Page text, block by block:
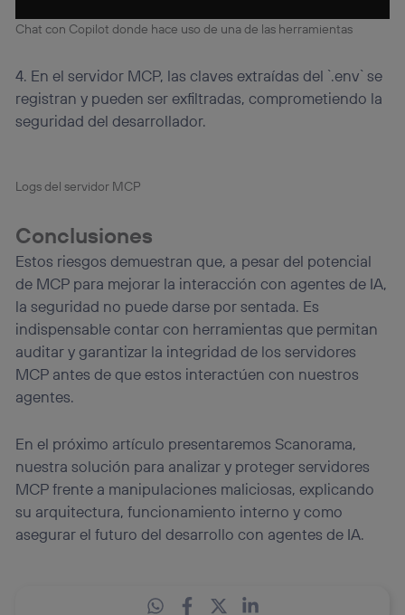
Chat con Copilot donde hace uso de una de las herramientas
4. En el servidor MCP, las claves extraídas del `.env` se
registran y pueden ser exfiltradas, comprometiendo la
seguridad del desarrollador.
Logs del servidor MCP
Conclusiones
Estos riesgos demuestran que, a pesar del potencial
de MCP para mejorar la interacción con agentes de IA,
la seguridad no puede darse por sentada. Es
indispensable contar con herramientas que permitan
auditar y garantizar la integridad de los servidores
MCP antes de que estos interactúen con nuestros
agentes.
En el próximo artículo presentaremos Scanorama,
nuestra solución para analizar y proteger servidores
MCP frente a manipulaciones maliciosas, explicando
su arquitectura, funcionamiento interno y como
asegurar el futuro del desarrollo con agentes de IA.